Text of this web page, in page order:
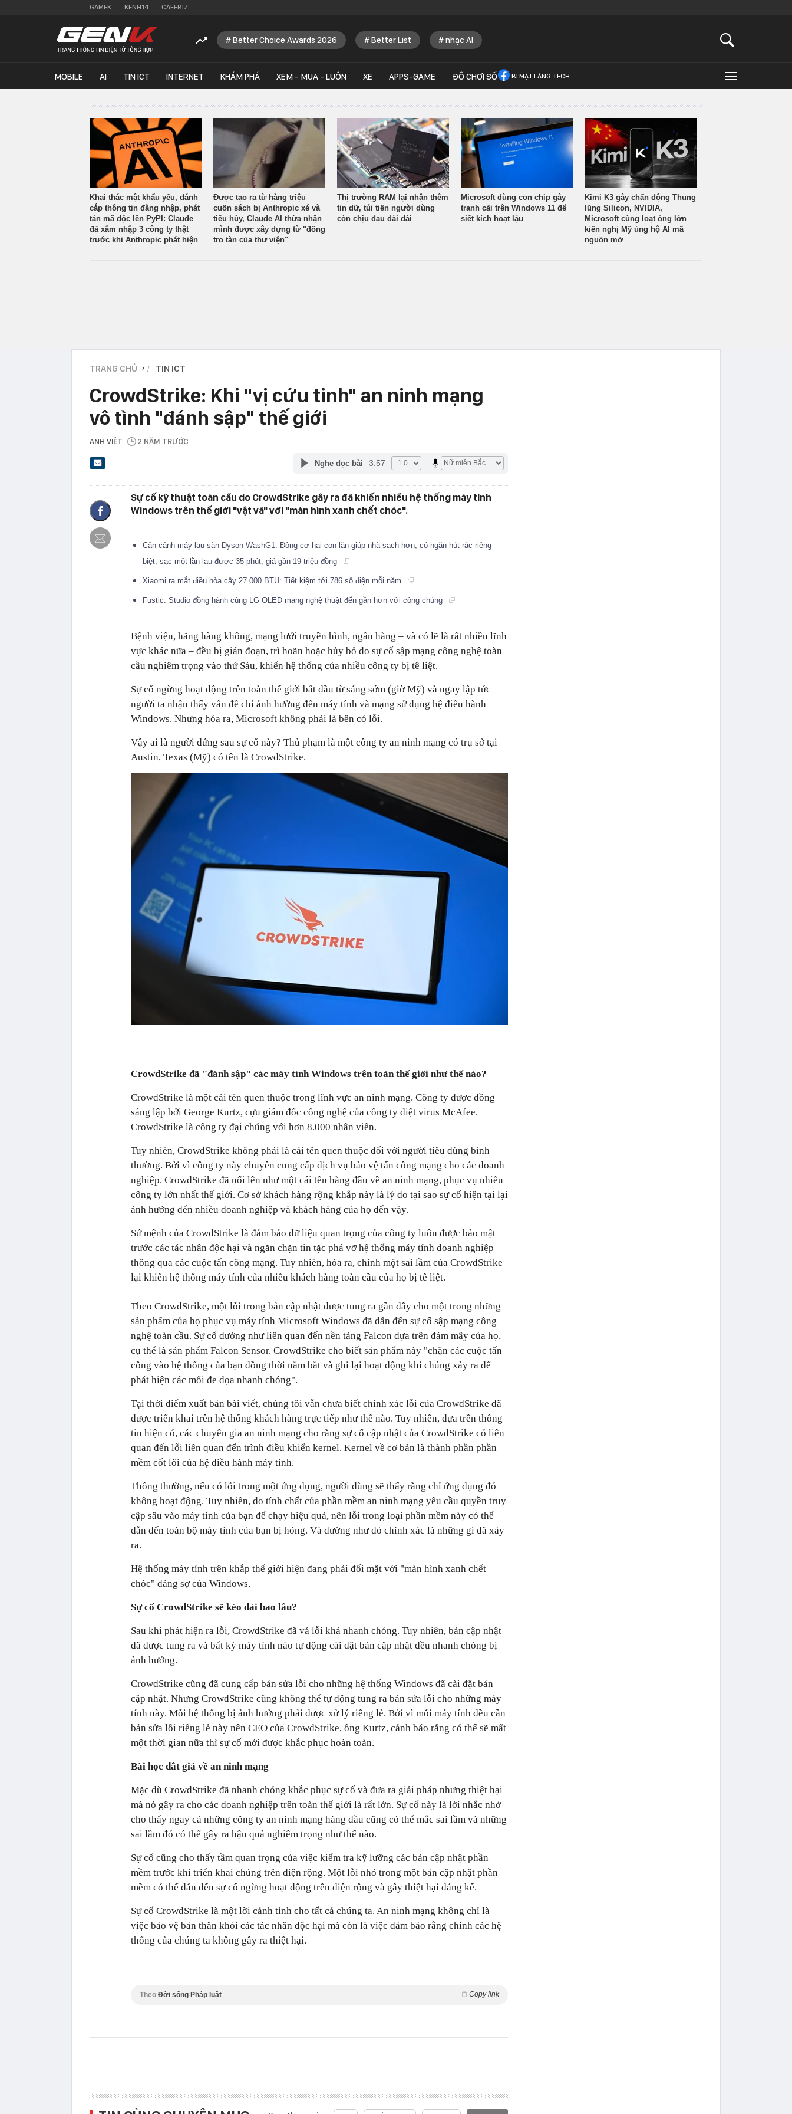
GAMEK KENH14 CAFEBIZ
Better Choice Awards 2026 Better List nhạc AI
MOBILE AI TIN ICT INTERNET KHÁM PHÁ XEM - MUA - LUÔN XE APPS-GAME ĐỒ CHƠI SỐ BÍ MẬT LÀNG TECH
Khai thác mật khẩu yếu, đánh
cắp thông tin đăng nhập, phát
tán mã độc lên PyPI: Claude
đã xâm nhập 3 công ty thật
trước khi Anthropic phát hiện
Được tạo ra từ hàng triệu
cuốn sách bị Anthropic xé và
tiêu hủy, Claude AI thừa nhận
mình được xây dựng từ "đống
tro tàn của thư viện"
Thị trường RAM lại nhận thêm
tin dữ, túi tiền người dùng
còn chịu đau dài dài
Microsoft dùng con chip gây
tranh cãi trên Windows 11 để
siết kích hoạt lậu
Kimi K3 gây chấn động Thung
lũng Silicon, NVIDIA,
Microsoft cùng loạt ông lớn
kiến nghị Mỹ ủng hộ AI mã
nguồn mở
TRANG CHỦ › TIN ICT
CrowdStrike: Khi "vị cứu tinh" an ninh mạng
vô tình "đánh sập" thế giới
ANH VIỆT 2 NĂM TRƯỚC
Nghe đọc bài 3:57
Sự cố kỹ thuật toàn cầu do CrowdStrike gây ra đã khiến nhiều hệ thống máy tính
Windows trên thế giới "vật vã" với "màn hình xanh chết chóc".
Cận cảnh máy lau sàn Dyson WashG1: Động cơ hai con lăn giúp nhà sạch hơn, có ngăn hút rác riêng
biệt, sạc một lần lau được 35 phút, giá gần 19 triệu đồng
Xiaomi ra mắt điều hòa cây 27.000 BTU: Tiết kiệm tới 786 số điện mỗi năm
Fustic. Studio đồng hành cùng LG OLED mang nghệ thuật đến gần hơn với công chúng
Bệnh viện, hãng hàng không, mạng lưới truyền hình, ngân hàng – và có lẽ là rất nhiều lĩnh
vực khác nữa – đều bị gián đoạn, trì hoãn hoặc hủy bỏ do sự cố sập mạng công nghệ toàn
cầu nghiêm trọng vào thứ Sáu, khiến hệ thống của nhiều công ty bị tê liệt.
Sự cố ngừng hoạt động trên toàn thế giới bắt đầu từ sáng sớm (giờ Mỹ) và ngay lập tức
người ta nhận thấy vấn đề chỉ ảnh hưởng đến máy tính và mạng sử dụng hệ điều hành
Windows. Nhưng hóa ra, Microsoft không phải là bên có lỗi.
Vậy ai là người đứng sau sự cố này? Thủ phạm là một công ty an ninh mạng có trụ sở tại
Austin, Texas (Mỹ) có tên là CrowdStrike.
CrowdStrike đã "đánh sập" các máy tính Windows trên toàn thế giới như thế nào?
CrowdStrike là một cái tên quen thuộc trong lĩnh vực an ninh mạng. Công ty được đồng
sáng lập bởi George Kurtz, cựu giám đốc công nghệ của công ty diệt virus McAfee.
CrowdStrike là công ty đại chúng với hơn 8.000 nhân viên.
Tuy nhiên, CrowdStrike không phải là cái tên quen thuộc đối với người tiêu dùng bình
thường. Bởi vì công ty này chuyên cung cấp dịch vụ bảo vệ tấn công mạng cho các doanh
nghiệp. CrowdStrike đã nổi lên như một cái tên hàng đầu về an ninh mạng, phục vụ nhiều
công ty lớn nhất thế giới. Cơ sở khách hàng rộng khắp này là lý do tại sao sự cố hiện tại lại
ảnh hưởng đến nhiều doanh nghiệp và khách hàng của họ đến vậy.
Sứ mệnh của CrowdStrike là đảm bảo dữ liệu quan trọng của công ty luôn được bảo mật
trước các tác nhân độc hại và ngăn chặn tin tặc phá vỡ hệ thống máy tính doanh nghiệp
thông qua các cuộc tấn công mạng. Tuy nhiên, hóa ra, chính một sai lầm của CrowdStrike
lại khiến hệ thống máy tính của nhiều khách hàng toàn cầu của họ bị tê liệt.
Theo CrowdStrike, một lỗi trong bản cập nhật được tung ra gần đây cho một trong những
sản phẩm của họ phục vụ máy tính Microsoft Windows đã dẫn đến sự cố sập mạng công
nghệ toàn cầu. Sự cố dường như liên quan đến nền tảng Falcon dựa trên đám mây của họ,
cụ thể là sản phẩm Falcon Sensor. CrowdStrike cho biết sản phẩm này "chặn các cuộc tấn
công vào hệ thống của bạn đồng thời nắm bắt và ghi lại hoạt động khi chúng xảy ra để
phát hiện các mối đe dọa nhanh chóng".
Tại thời điểm xuất bản bài viết, chúng tôi vẫn chưa biết chính xác lỗi của CrowdStrike đã
được triển khai trên hệ thống khách hàng trực tiếp như thế nào. Tuy nhiên, dựa trên thông
tin hiện có, các chuyên gia an ninh mạng cho rằng sự cố cập nhật của CrowdStrike có liên
quan đến lỗi liên quan đến trình điều khiển kernel. Kernel về cơ bản là thành phần phần
mềm cốt lõi của hệ điều hành máy tính.
Thông thường, nếu có lỗi trong một ứng dụng, người dùng sẽ thấy rằng chỉ ứng dụng đó
không hoạt động. Tuy nhiên, do tính chất của phần mềm an ninh mạng yêu cầu quyền truy
cập sâu vào máy tính của bạn để chạy hiệu quả, nên lỗi trong loại phần mềm này có thể
dẫn đến toàn bộ máy tính của bạn bị hỏng. Và dường như đó chính xác là những gì đã xảy
ra.
Hệ thống máy tính trên khắp thế giới hiện đang phải đối mặt với "màn hình xanh chết
chóc" đáng sợ của Windows.
Sự cố CrowdStrike sẽ kéo dài bao lâu?
Sau khi phát hiện ra lỗi, CrowdStrike đã vá lỗi khá nhanh chóng. Tuy nhiên, bản cập nhật
đã được tung ra và bất kỳ máy tính nào tự động cài đặt bản cập nhật đều nhanh chóng bị
ảnh hưởng.
CrowdStrike cũng đã cung cấp bản sửa lỗi cho những hệ thống Windows đã cài đặt bản
cập nhật. Nhưng CrowdStrike cũng không thể tự động tung ra bản sửa lỗi cho những máy
tính này. Mỗi hệ thống bị ảnh hưởng phải được xử lý riêng lẻ. Bởi vì mỗi máy tính đều cần
bản sửa lỗi riêng lẻ này nên CEO của CrowdStrike, ông Kurtz, cảnh báo rằng có thể sẽ mất
một thời gian nữa thì sự cố mới được khắc phục hoàn toàn.
Bài học đắt giá về an ninh mạng
Mặc dù CrowdStrike đã nhanh chóng khắc phục sự cố và đưa ra giải pháp nhưng thiệt hại
mà nó gây ra cho các doanh nghiệp trên toàn thế giới là rất lớn. Sự cố này là lời nhắc nhở
cho thấy ngay cả những công ty an ninh mạng hàng đầu cũng có thể mắc sai lầm và những
sai lầm đó có thể gây ra hậu quả nghiêm trọng như thế nào.
Sự cố cũng cho thấy tầm quan trọng của việc kiểm tra kỹ lưỡng các bản cập nhật phần
mềm trước khi triển khai chúng trên diện rộng. Một lỗi nhỏ trong một bản cập nhật phần
mềm có thể dẫn đến sự cố ngừng hoạt động trên diện rộng và gây thiệt hại đáng kể.
Sự cố CrowdStrike là một lời cảnh tỉnh cho tất cả chúng ta. An ninh mạng không chỉ là
việc bảo vệ bản thân khỏi các tác nhân độc hại mà còn là việc đảm bảo rằng chính các hệ
thống của chúng ta không gây ra thiệt hại.
Theo Đời sống Pháp luật Copy link